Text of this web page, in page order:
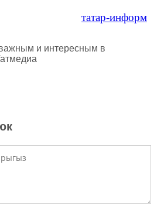
татар-информ
и интересным в